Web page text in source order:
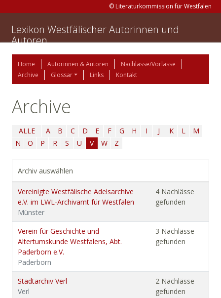
© Literaturkommission für Westfalen
Lexikon Westfälischer Autorinnen und
Autoren
Home Autorinnen & Autoren
Nachlässe/Vorlässe
Archive
Glossar Links Kontakt
Archive
ALLE A B C D E F G H I J K L
M
N
O P R S U V W Z
Archiv auswählen
Vereinigte Westfälische Adelsarchive
e.V. im LWL-Archivamt für Westfalen
Münster
4 Nachlässe
gefunden
Verein für Geschichte und
Altertumskunde Westfalens, Abt.
Paderborn e.V.
Paderborn
3 Nachlässe
gefunden
Stadtarchiv Verl
Verl
2 Nachlässe
gefunden